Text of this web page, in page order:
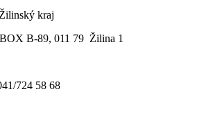
kraj
BOX B-89, 011 79 Žilina 1
724 58 68